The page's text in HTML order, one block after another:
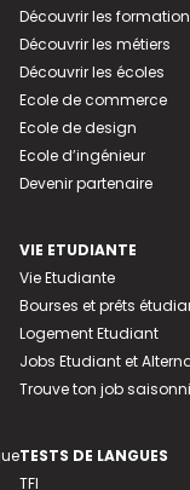
Découvrir les
Découvrir les métiers
Découvrir les écoles
Ecole de commerce
Ecole de design
Ecole d’ingénieur
Devenir partenaire
VIE ETUDIANTE
Vie Etudiante
Bourses et prêts
Logement Etudiant
Jobs Etudiant et
Trouve ton job
TESTS DE LANGUES
TFI